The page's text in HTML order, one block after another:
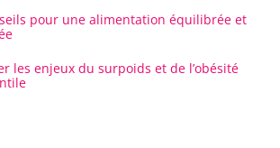
pour une alimentation équilibrée et
les enjeux du surpoids et de l’obésité